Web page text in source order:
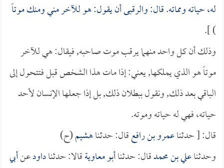
له، حياته ومماته. قال: والرقبى أن يقول: هو للآخر مني ومنك موتاً
) ].
وذلك أن كل واحد منهما يرقب موت صاحبه, فيقال: هي للآخر
موتاً هو الذي يملكها, يعني: إذا مات هذا الشخص قبل فتتحول إلى
الباقي بعد ذلك, ونقول ببطلان ذلك, بل إذا جعلها الإنسان لأحد
حياته، فهي له حياته وموته.
قال: [ حدثناعمرو بن رافعقال: حدثناهشيم(ح)
وحدثناعلي بن محمدقال: حدثناأبو معاويةقالا: حدثناداودعنأبي